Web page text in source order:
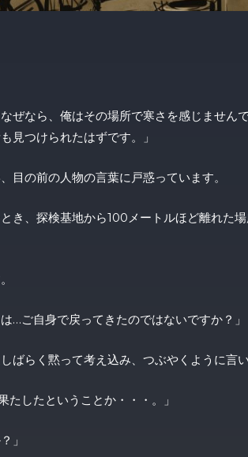
ぜなら、俺はその場所で寒さを感じません
見つけられたはずです。」
目の前の人物の言葉に戸惑っています。
き、探検基地から100メートルほど離れた
…ご自身で戻ってきたのではないですか？」
ばらく黙って考え込み、つぶやくように言い
たしたということか・・・。」
」